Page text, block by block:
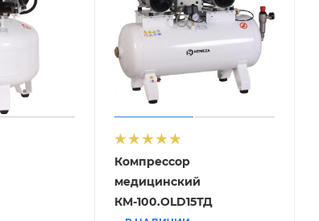
Компрессор
медицинский
КМ-100.OLD15ТД